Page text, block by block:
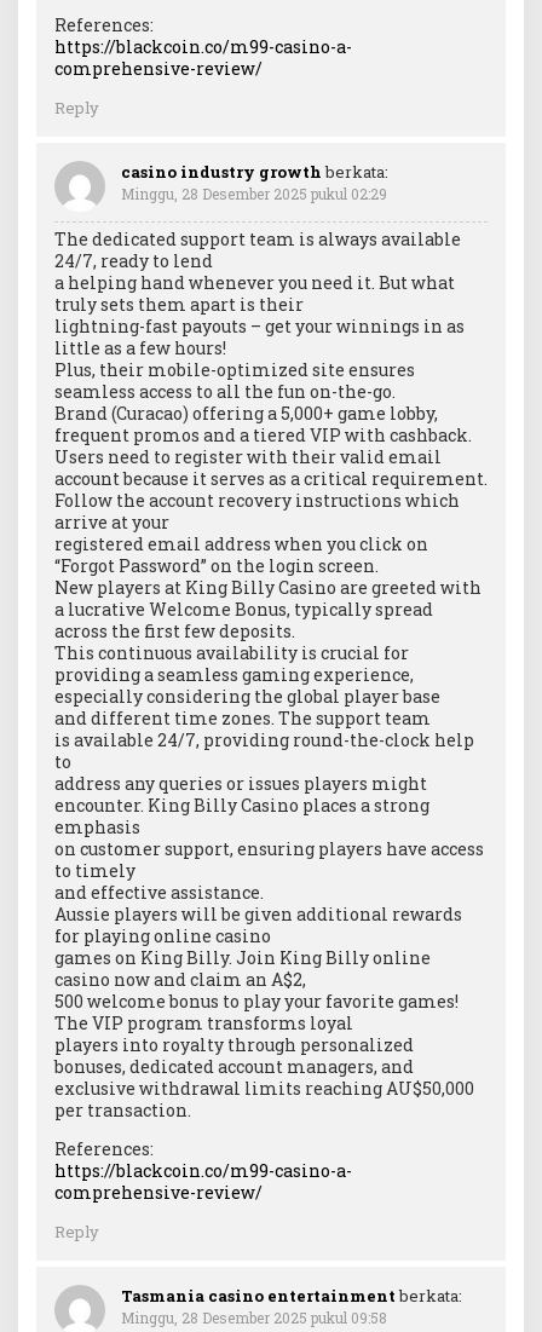
References:
https://blackcoin.co/m99-casino-a-
comprehensive-review/
Reply
casino industry growth berkata:
Minggu, 28 Desember 2025 pukul 02:29
The dedicated support team is always available
24/7, ready to lend
a helping hand whenever you need it. But what
truly sets them apart is their
lightning-fast payouts – get your winnings in as
little as a few hours!
Plus, their mobile-optimized site ensures
seamless access to all the fun on-the-go.
Brand (Curacao) offering a 5,000+ game lobby,
frequent promos and a tiered VIP with cashback.
Users need to register with their valid email
account because it serves as a critical requirement.
Follow the account recovery instructions which
arrive at your
registered email address when you click on
“Forgot Password” on the login screen.
New players at King Billy Casino are greeted with
a lucrative Welcome Bonus, typically spread
across the first few deposits.
This continuous availability is crucial for
providing a seamless gaming experience,
especially considering the global player base
and different time zones. The support team
is available 24/7, providing round-the-clock help
to
address any queries or issues players might
encounter. King Billy Casino places a strong
emphasis
on customer support, ensuring players have access
to timely
and effective assistance.
Aussie players will be given additional rewards
for playing online casino
games on King Billy. Join King Billy online
casino now and claim an A$2,
500 welcome bonus to play your favorite games!
The VIP program transforms loyal
players into royalty through personalized
bonuses, dedicated account managers, and
exclusive withdrawal limits reaching AU$50,000
per transaction.
References:
https://blackcoin.co/m99-casino-a-
comprehensive-review/
Reply
Tasmania casino entertainment berkata:
Minggu, 28 Desember 2025 pukul 09:58